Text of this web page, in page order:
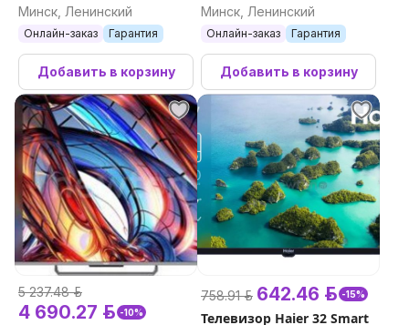
Минск, Ленинский
Онлайн-заказ Гарантия
Добавить в корзину
Минск, Ленинский
Онлайн-заказ Гарантия
Добавить в корзину
5 237.48 р.
4 690.27 р. -10%
758.91 р. 642.46 р. -15%
Телевизор Haier 32 Smart